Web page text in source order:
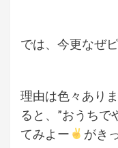
では、今更なぜ
理由は色々あり
ると、”おうちで
てみよー
がき